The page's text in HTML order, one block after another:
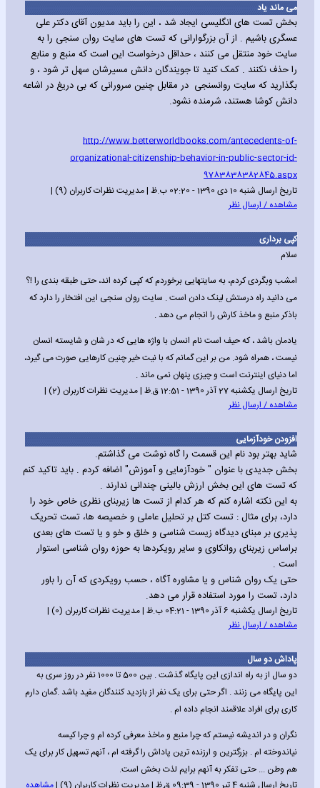
می ماند یاد
بخش تست های انگلیسی ایجاد شد ، این را باید مدیون آقای دکتر علی
عسگری باشیم . از آن بزرگوارانی که تست های سایت روان سنجی را به
سایت خود منتقل می کنند ، حداقل درخواست این است که منبع و منابع
را حذف نکنند . کمک کنید تا جویندگان دانش مسیرشان سهل تر شود ، و
بگذارید که سایت روانسنجی در مقابل چنین سرورانی که بی دریغ در اشاعه
دانش کوشا هستند، شرمنده نشود.
http://www.betterworldbooks.com/antecedents-of-
organizational-citizenship-behavior-in-public-sector-id-
9783838382845.aspx
تاریخ ارسال شنبه 10 دی 1390 - 02:20 ب.ظ | مدیریت نظرات کاربران (9) |
مشاهده / ارسال نظر
کپی برداری
سلام
امشب وبگردی کردم، به سایتهایی برخوردم که کپی کرده اند، حتی طبقه بندی را !؟
می دانید راه درستش لینک دادن است . سایت روان سنجی این افتخار را دارد که
باذکر منبع و ماخذ کارش را انجام می دهد .
یادمان باشد ، که حیف است نام انسان با واژه هایی که در شان و شایسته انسان
نیست ، همراه شود. من بر این گمانم که با نیت خیر چنین کارهایی صورت می گیرد،
اما دنیای اینترنت است و چیزی پنهان نمی ماند .
تاریخ ارسال یکشنبه 27 آذر 1390 - 12:51 ق.ظ | مدیریت نظرات کاربران (2) |
مشاهده / ارسال نظر
افزودن خودآزمایی
شاید بهتر بود نام این قسمت را گاه نوشت می گذاشتم.
بخش جدیدی با عنوان " خودآزمایی و آموزش" اضافه کردم . باید تاکید کنم
که تست های این بخش ارزش بالینی چندانی ندارند .
به این نکته اشاره کنم که هر کدام از تست ها زیربنای نظری خاص خود را
دارد، برای مثال : تست کتل بر تحلیل عاملی و خصیصه ها، تست تحریک
پذیری بر مبنای دیدگاه زیست شناسی و خلق و خو و یا تست های بعدی
براساس زیربنای روانکاوی و سایر رویکردها به حوزه روان شناسی استوار
است .
حتی یک روان شناس و یا مشاوره آگاه ، حسب رویکردی که آن را باور
دارد، تست را مورد استفاده قرار می دهد.
تاریخ ارسال یکشنبه 6 آذر 1390 - 04:21 ب.ظ | مدیریت نظرات کاربران (0) |
مشاهده / ارسال نظر
پاداش دو سال
دو سال از به راه اندازی این پایگاه گذشت . بین 500 تا 1000 نفر در روز سری به
این پایگاه می زنند . اگر حتی برای یک نفر از بازدید کنندگان مفید باشد .گمان دارم
کاری برای افراد علاقمند انجام داده ام .
نگران و در اندیشه نیستم که چرا منبع و ماخذ معرفی کرده ام و چرا کیسه
نیاندوخته ام . بزرگترین و ارزنده ترین پاداش را گرفته ام ، آنهم تسهیل کار برای یک
هم وطن ... حتی تفکر به آنهم برایم لذت بخش است.